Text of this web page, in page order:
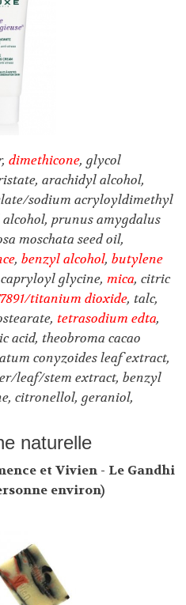
dimethicone, glycol
arachidyl alcohol,
sodium acryloyldimethyl
prunus amygdalus
moschata seed oil,
, benzyl alcohol, butylene
glycine, mica, citric
titanium dioxide, talc,
tetrasodium edta,
acid, theobroma cacao
conyzoides leaf extract,
leaf/stem extract, benzyl
citronellol, geraniol,
naturelle
et Vivien - Le Gandhi
environ)